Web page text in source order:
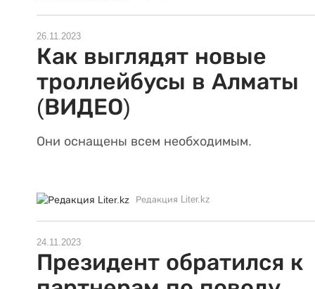
26.11.2023
Как выглядят новые
троллейбусы в Алматы
(ВИДЕО)
Они оснащены всем необходимым.
Редакция Liter.kz
24.11.2023
Президент обратился к